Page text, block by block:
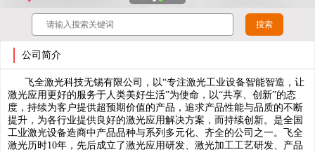
公司简介
飞全激光科技无锡有限公司，以“专注激光工业设备智能智造，让
激光应用更好的服务于人类美好生活”为使命，以“共享、创新”的态
度，持续为客户提供超预期价值的产品，追求产品性能与品质的不断
提升，为各行业提供良好的激光应用解决方案，而持续创新。是全国
工业激光设备造商中产品品种与系列多元化、齐全的公司之一。飞全
激光历时10年，先后成立了激光应用研发、激光加工工艺研发、产品